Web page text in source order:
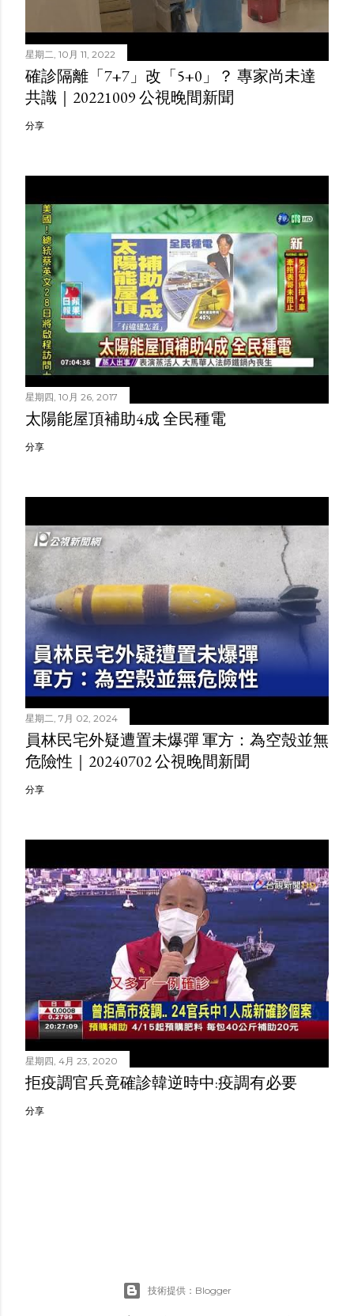
星期二, 10月 11, 2022
確診隔離「7+7」改「5+0」？ 專家尚未達
共識｜20221009 公視晚間新聞
分享
星期四, 10月 26, 2017
太陽能屋頂補助4成 全民種電
分享
星期二, 7月 02, 2024
員林民宅外疑遭置未爆彈 軍方：為空殼並無
危險性｜20240702 公視晚間新聞
分享
星期四, 4月 23, 2020
拒疫調官兵竟確診韓逆時中:疫調有必要
分享
技術提供：Blogger